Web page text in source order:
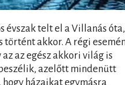
évszak telt el a Villanás óta,
történt akkor. A régi
az egész akkori világ is
azelőtt mindenütt
házaikat egymásra